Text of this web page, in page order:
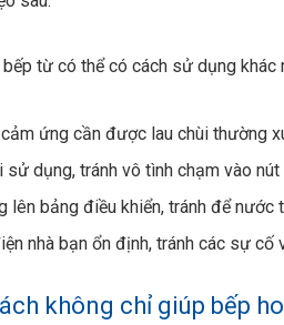
từ có thể có cách sử dụng
ứng cần được lau chùi thường
sử dụng, tránh vô tình chạm vào
lên bảng điều khiển, tránh để nước
nhà bạn ổn định, tránh các sự cố
không chỉ giúp bếp